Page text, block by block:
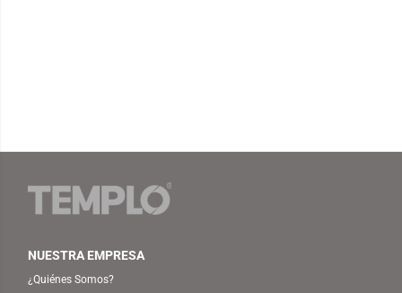
NUESTRA EMPRESA
¿Quiénes Somos?